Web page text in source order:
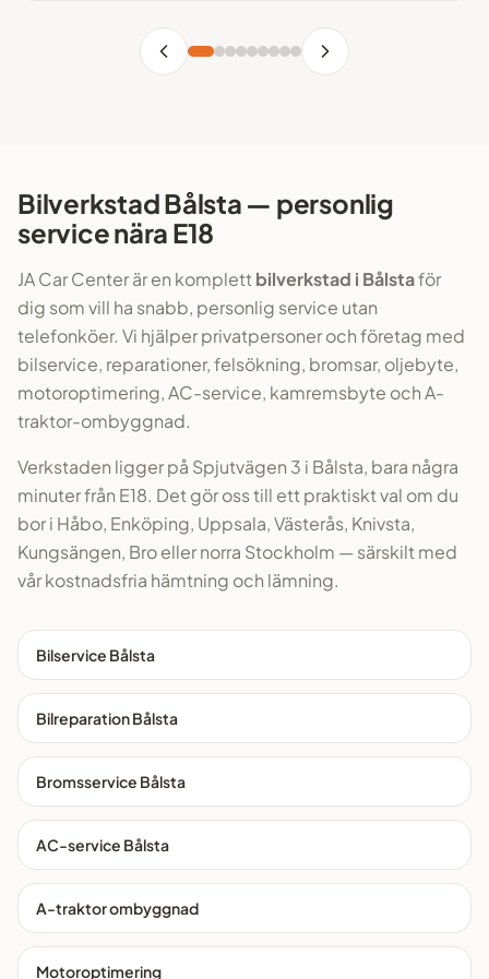
Bilverkstad Bålsta — personlig
service nära E18
JA Car Center är en komplett bilverkstad i Bålstaför
dig som vill ha snabb, personlig service utan
telefonköer. Vi hjälper privatpersoner och företag med
bilservice, reparationer, felsökning, bromsar, oljebyte,
motoroptimering, AC-service, kamremsbyte och A-
traktor-ombyggnad.
Verkstaden ligger på Spjutvägen 3 i Bålsta, bara några
minuter från E18. Det gör oss till ett praktiskt val om du
bor i Håbo, Enköping, Uppsala, Västerås, Knivsta,
Kungsängen, Bro eller norra Stockholm — särskilt med
vår kostnadsfria hämtning och lämning.
Bilservice Bålsta
Bilreparation Bålsta
Bromsservice Bålsta
AC-service Bålsta
A-traktor ombyggnad
Motoroptimering